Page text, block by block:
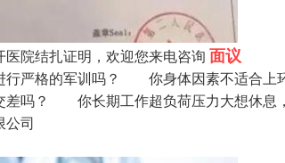
院结扎证明，欢迎您来电咨询 面议
行严格的军训吗？ 你身体因素不适
差吗？ 你长期工作超负荷压力大想休息
公司